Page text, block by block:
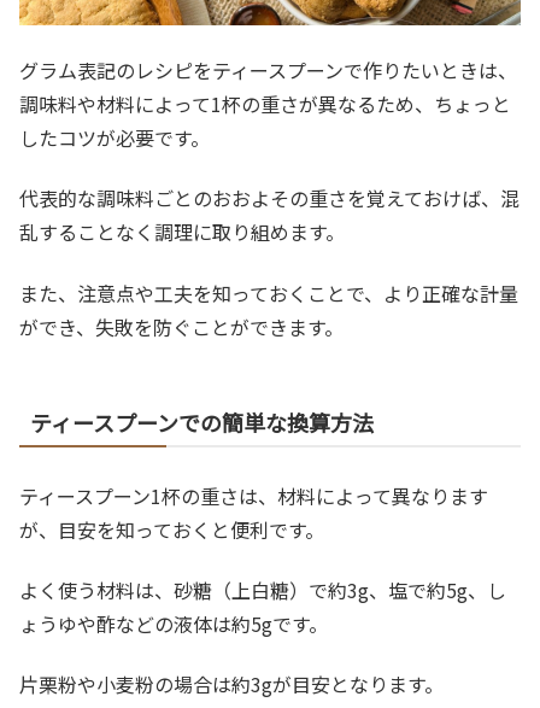
グラム表記のレシピをティースプーンで作りたいときは、
調味料や材料によって1杯の重さが異なるため、ちょっと
したコツが必要です。
代表的な調味料ごとのおおよその重さを覚えておけば、混
乱することなく調理に取り組めます。
また、注意点や工夫を知っておくことで、より正確な計量
ができ、失敗を防ぐことができます。
ティースプーンでの簡単な換算方法
ティースプーン1杯の重さは、材料によって異なります
が、目安を知っておくと便利です。
よく使う材料は、砂糖（上白糖）で約3g、塩で約5g、し
ょうゆや酢などの液体は約5gです。
片栗粉や小麦粉の場合は約3gが目安となります。